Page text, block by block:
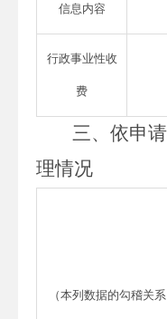
信息内容
行政事业性收
费
三、 依申
理情况
（本列数据的勾稽关系